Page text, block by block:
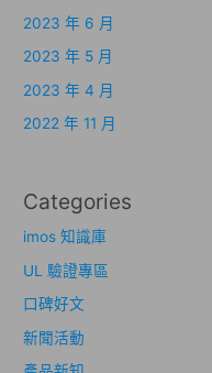
2023 年 6 月
2023 年 5 月
2023 年 4 月
2022 年 11 月
Categories
imos 知識庫
UL 驗證專區
口碑好文
新聞活動